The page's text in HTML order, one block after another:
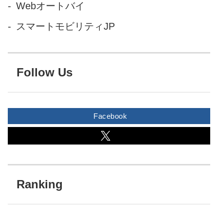
Webオートバイ
スマートモビリティJP
Follow Us
Facebook